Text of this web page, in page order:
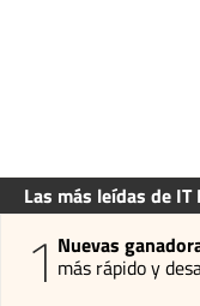
Las más leídas de IT
1 Nuevas
más rápido y